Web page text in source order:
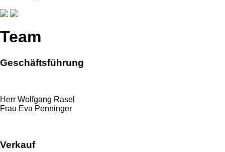
Team
Geschäftsführung
Herr Wolfgang Rasel
Frau Eva Penninger
Verkauf